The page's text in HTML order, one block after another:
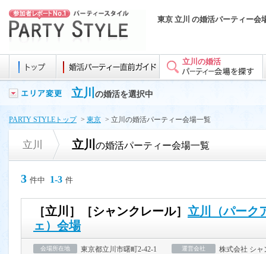
東京 立川 の婚活パーティー会
立川の婚活
立川 の婚活を選択中
PARTY STYLEトップ > 東京 > 立川の婚活パーティー会場一覧
立川 立川 の婚活パーティー会場一覧
3 件中 1-3 件
［立川］［シャンクレール］ 立川（パーク
ェ）会場
会場所在地 東京都立川市曙町2-42-1 運営会社 株式会社 シャ